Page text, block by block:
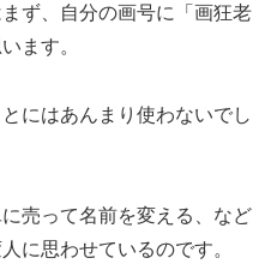
ず、自分の画号に「画狂老
ます。
にはあんまり使わないでし
売って名前を変える、など
に思わせているのです。